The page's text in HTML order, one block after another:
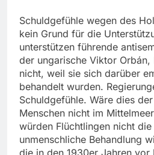
Schuldgefühle wegen des
kein Grund für die
unterstützen führende
der ungarische Viktor Orbán,
nicht, weil sie sich darüber
behandelt wurden.
Schuldgefühle. Wäre dies
Menschen nicht im
würden Flüchtlingen nicht
unmenschliche Behandlung